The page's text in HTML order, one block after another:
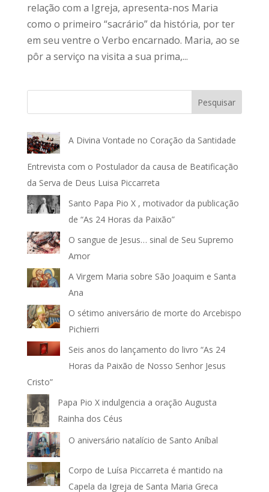
relação com a Igreja, apresenta-nos Maria
como o primeiro “sacrário” da história, por ter
em seu ventre o Verbo encarnado. Maria, ao se
pôr a serviço na visita a sua prima,...
Pesquisar
A Divina Vontade no Coração da Santidade
Entrevista com o Postulador da causa de Beatificação
da Serva de Deus Luisa Piccarreta
Santo Papa Pio X , motivador da publicação
de “As 24 Horas da Paixão”
O sangue de Jesus… sinal de Seu Supremo
Amor
A Virgem Maria sobre São Joaquim e Santa
Ana
O sétimo aniversário de morte do Arcebispo
Pichierri
Seis anos do lançamento do livro “As 24
Horas da Paixão de Nosso Senhor Jesus
Cristo”
Papa Pio X indulgencia a oração Augusta
Rainha dos Céus
O aniversário natalício de Santo Aníbal
Corpo de Luísa Piccarreta é mantido na
Capela da Igreja de Santa Maria Greca